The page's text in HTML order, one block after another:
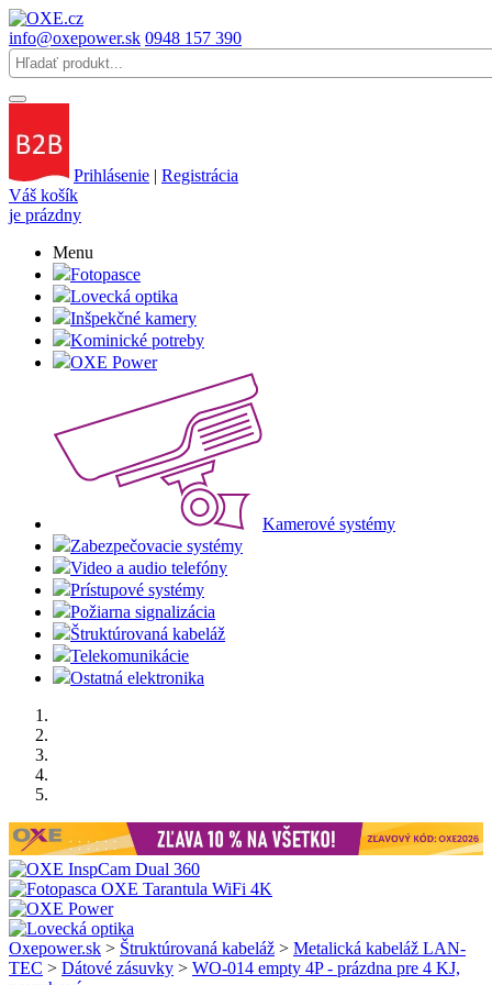
info@oxepower.sk 0948 157 390
Prihlásenie | Registrácia
Váš košík
je prázdny
Menu
Fotopasce
Lovecká optika
Inšpekčné kamery
Kominické potreby
OXE Power
Kamerové systémy
Zabezpečovacie systémy
Video a audio telefóny
Prístupové systémy
Požiarna signalizácia
Štruktúrovaná kabeláž
Telekomunikácie
Ostatná elektronika
Oxepower.sk > Štruktúrovaná kabeláž > Metalická kabeláž LAN-
TEC > Dátové zásuvky > WO-014 empty 4P - prázdna pre 4 KJ,